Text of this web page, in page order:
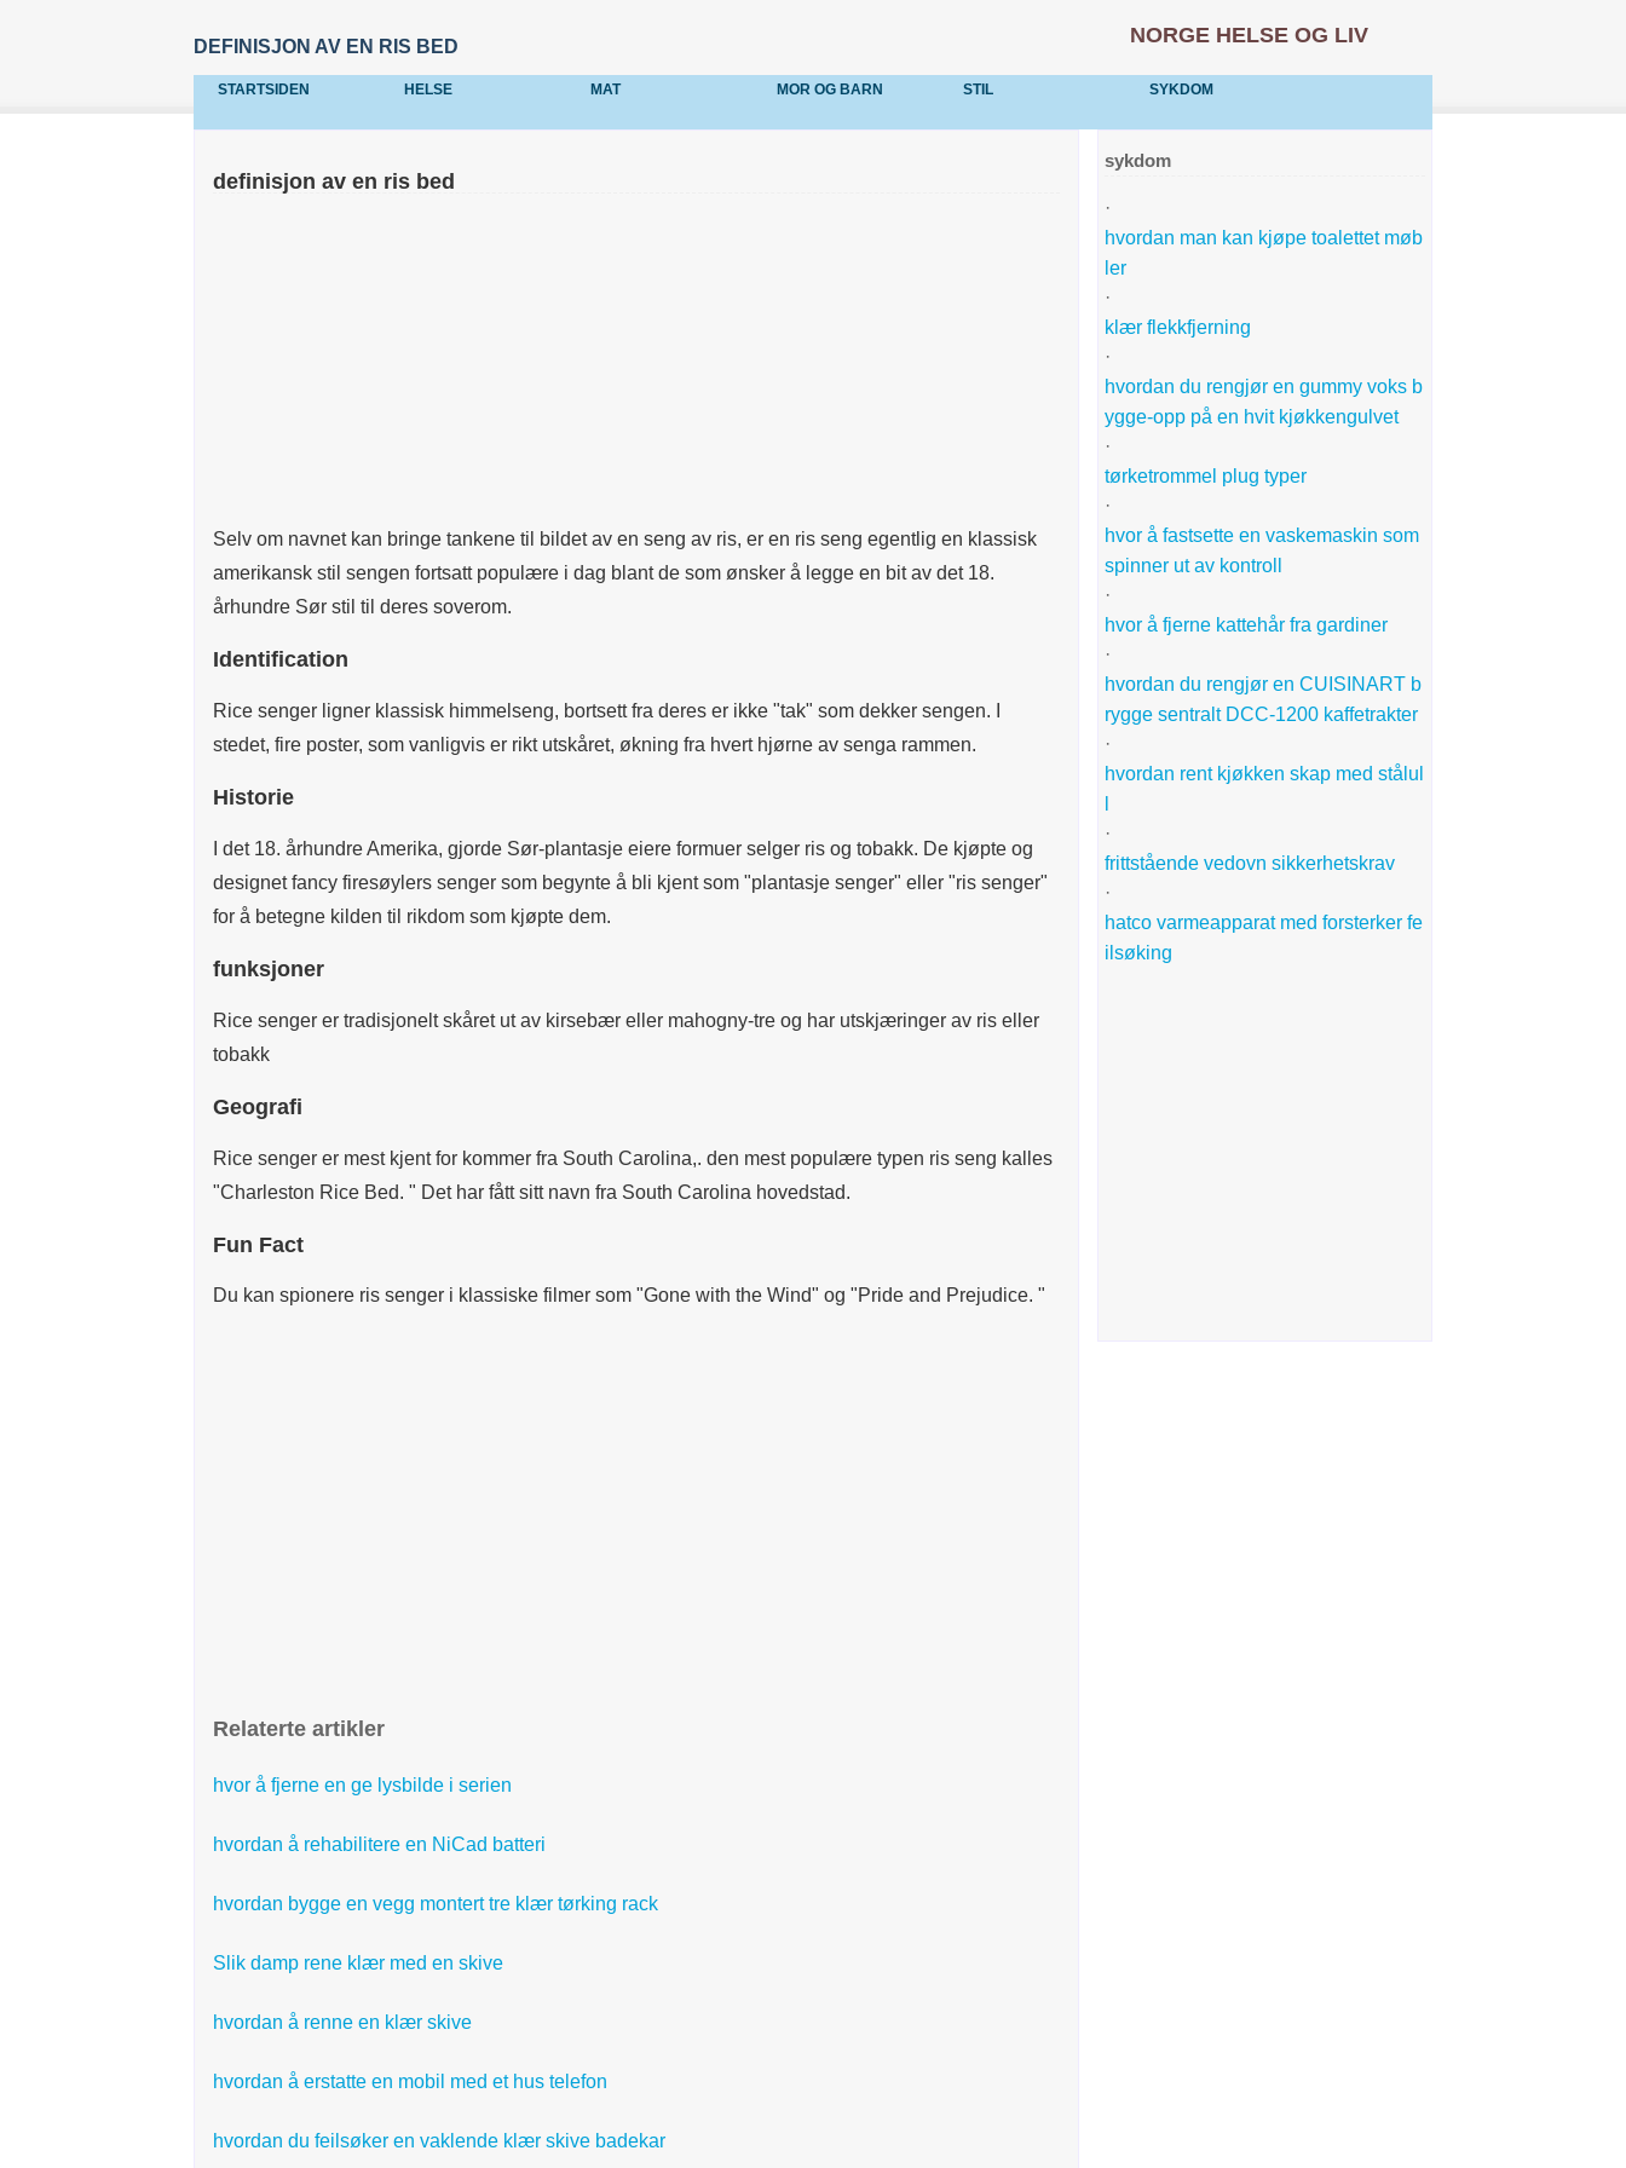
NORGE HELSE OG LIV
DEFINISJON AV EN RIS BED
STARTSIDEN HELSE MAT MOR OG BARN STIL SYKDOM
definisjon av en ris bed
Selv om navnet kan bringe tankene til bildet av en seng av ris, er en ris seng egentlig en klassisk
amerikansk stil sengen fortsatt populære i dag blant de som ønsker å legge en bit av det 18.
århundre Sør stil til deres soverom.
Identification
Rice senger ligner klassisk himmelseng, bortsett fra deres er ikke "tak" som dekker sengen. I
stedet, fire poster, som vanligvis er rikt utskåret, økning fra hvert hjørne av senga rammen.
Historie
I det 18. århundre Amerika, gjorde Sør-plantasje eiere formuer selger ris og tobakk. De kjøpte og
designet fancy firesøylers senger som begynte å bli kjent som "plantasje senger" eller "ris senger"
for å betegne kilden til rikdom som kjøpte dem.
funksjoner
Rice senger er tradisjonelt skåret ut av kirsebær eller mahogny-tre og har utskjæringer av ris eller
tobakk
Geografi
Rice senger er mest kjent for kommer fra South Carolina,. den mest populære typen ris seng kalles
"Charleston Rice Bed. " Det har fått sitt navn fra South Carolina hovedstad.
Fun Fact
Du kan spionere ris senger i klassiske filmer som "Gone with the Wind" og "Pride and Prejudice. "
Relaterte artikler
hvor å fjerne en ge lysbilde i serien
hvordan å rehabilitere en NiCad batteri
hvordan bygge en vegg montert tre klær tørking rack
Slik damp rene klær med en skive
hvordan å renne en klær skive
hvordan å erstatte en mobil med et hus telefon
hvordan du feilsøker en vaklende klær skive badekar
sykdom
·
hvordan man kan kjøpe toalettet møb
ler
·
klær flekkfjerning
·
hvordan du rengjør en gummy voks b
ygge-opp på en hvit kjøkkengulvet
·
tørketrommel plug typer
·
hvor å fastsette en vaskemaskin som
spinner ut av kontroll
·
hvor å fjerne kattehår fra gardiner
·
hvordan du rengjør en CUISINART b
rygge sentralt DCC-1200 kaffetrakter
·
hvordan rent kjøkken skap med stålul
·
frittstående vedovn sikkerhetskrav
·
hatco varmeapparat med forsterker fe
ilsøking